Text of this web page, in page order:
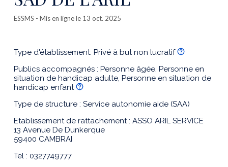
ESSMS - Mis en ligne le 13 oct. 2025
Type d'établissement: Privé à but non lucratif
Publics accompagnés : Personne âgée, Personne en
situation de handicap adulte, Personne en situation de
handicap enfant
Type de structure : Service autonomie aide (SAA)
Etablissement de rattachement : ASSO ARIL SERVICE
13 Avenue De Dunkerque
59400 CAMBRAI
Tel : 0327749777